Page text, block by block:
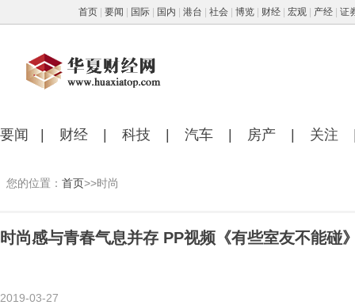
首页| 要闻 国际| 国内 港台 社会| 博览| 财经| 宏观| 产经| 证
要闻 财经 科技 汽车 房产 关注
您的位置： 首页>>时尚
时尚感与青春气息并存 PP视频《有些室友不能碰
2019-03-27